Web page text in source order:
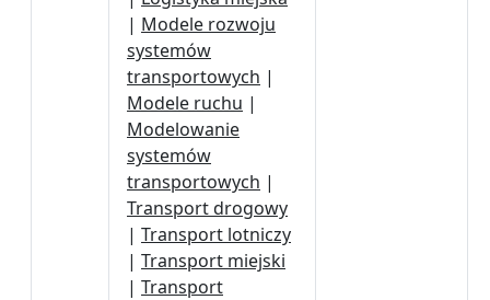
| Modele rozwoju
systemów
transportowych |
Modele ruchu |
Modelowanie
systemów
transportowych |
Transport drogowy
| Transport lotniczy
| Transport miejski
| Transport